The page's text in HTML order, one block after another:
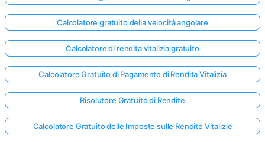
Calcolatore gratuito della velocità angolare
Calcolatore di rendita vitalizia gratuito
Calcolatore Gratuito di Pagamento di Rendita Vitalizia
Risolutore Gratuito di Rendite
Calcolatore Gratuito delle Imposte sulle Rendite Vitalizie